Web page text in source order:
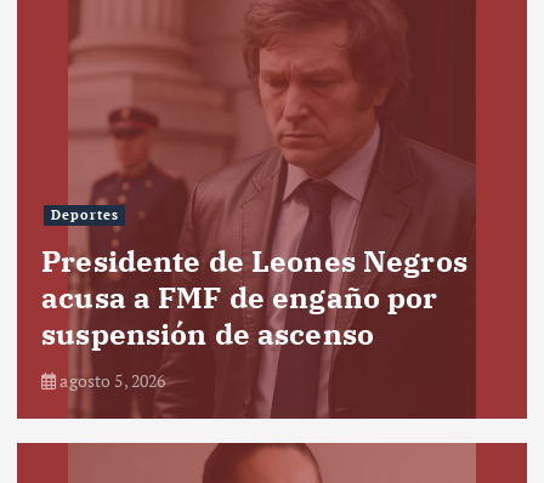
Deportes
Presidente de Leones Negros
acusa a FMF de engaño por
suspensión de ascenso
agosto 5, 2026